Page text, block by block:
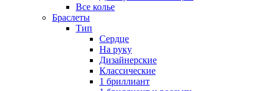
Все колье
Браслеты
Тип
Сердце
На руку
Дизайнерские
Классические
1 бриллиант